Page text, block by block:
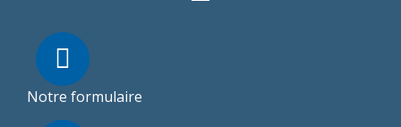
Notre formulaire